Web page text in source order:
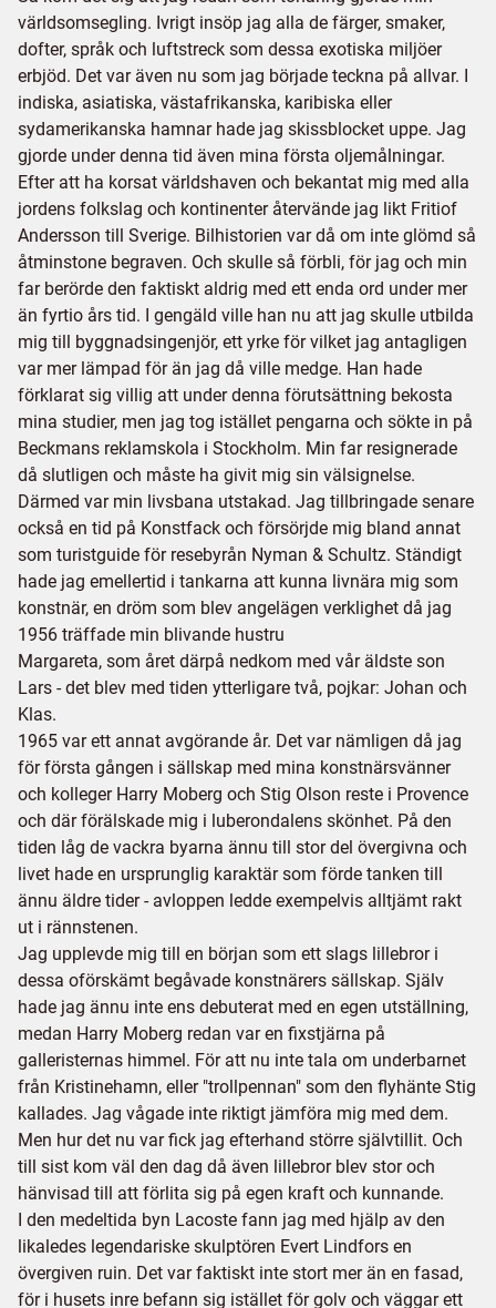
världsomsegling. Ivrigt insöp jag alla de färger, smaker,
dofter, språk och luftstreck som dessa exotiska miljöer
erbjöd. Det var även nu som jag började teckna på allvar. I
indiska, asiatiska, västafrikanska, karibiska eller
sydamerikanska hamnar hade jag skissblocket uppe. Jag
gjorde under denna tid även mina första oljemålningar.
Efter att ha korsat världshaven och bekantat mig med alla
jordens folkslag och kontinenter återvände jag likt Fritiof
Andersson till Sverige. Bilhistorien var då om inte glömd så
åtminstone begraven. Och skulle så förbli, för jag och min
far berörde den faktiskt aldrig med ett enda ord under mer
än fyrtio års tid. I gengäld ville han nu att jag skulle utbilda
mig till byggnadsingenjör, ett yrke för vilket jag antagligen
var mer lämpad för än jag då ville medge. Han hade
förklarat sig villig att under denna förutsättning bekosta
mina studier, men jag tog istället pengarna och sökte in på
Beckmans reklamskola i Stockholm. Min far resignerade
då slutligen och måste ha givit mig sin välsignelse.
Därmed var min livsbana utstakad. Jag tillbringade senare
också en tid på Konstfack och försörjde mig bland annat
som turistguide för resebyrån Nyman & Schultz. Ständigt
hade jag emellertid i tankarna att kunna livnära mig som
konstnär, en dröm som blev angelägen verklighet då jag
1956 träffade min blivande hustru
Margareta, som året därpå nedkom med vår äldste son
Lars - det blev med tiden ytterligare två, pojkar: Johan och
Klas.
1965 var ett annat avgörande år. Det var nämligen då jag
för första gången i sällskap med mina konstnärsvänner
och kolleger Harry Moberg och Stig Olson reste i Provence
och där förälskade mig i luberondalens skönhet. På den
tiden låg de vackra byarna ännu till stor del övergivna och
livet hade en ursprunglig karaktär som förde tanken till
ännu äldre tider - avloppen ledde exempelvis alltjämt rakt
ut i rännstenen.
Jag upplevde mig till en början som ett slags lillebror i
dessa oförskämt begåvade konstnärers sällskap. Själv
hade jag ännu inte ens debuterat med en egen utställning,
medan Harry Moberg redan var en fixstjärna på
galleristernas himmel. För att nu inte tala om underbarnet
från Kristinehamn, eller "trollpennan" som den flyhänte Stig
kallades. Jag vågade inte riktigt jämföra mig med dem.
Men hur det nu var fick jag efterhand större självtillit. Och
till sist kom väl den dag då även lillebror blev stor och
hänvisad till att förlita sig på egen kraft och kunnande.
I den medeltida byn Lacoste fann jag med hjälp av den
likaledes legendariske skulptören Evert Lindfors en
övergiven ruin. Det var faktiskt inte stort mer än en fasad,
för i husets inre befann sig istället för golv och väggar ett